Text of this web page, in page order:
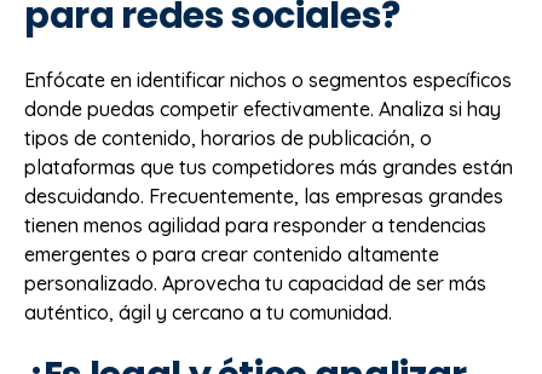
para redes sociales?
Enfócate en identificar nichos o segmentos específicos
donde puedas competir efectivamente. Analiza si hay
tipos de contenido, horarios de publicación, o
plataformas que tus competidores más grandes están
descuidando. Frecuentemente, las empresas grandes
tienen menos agilidad para responder a tendencias
emergentes o para crear contenido altamente
personalizado. Aprovecha tu capacidad de ser más
auténtico, ágil y cercano a tu comunidad.